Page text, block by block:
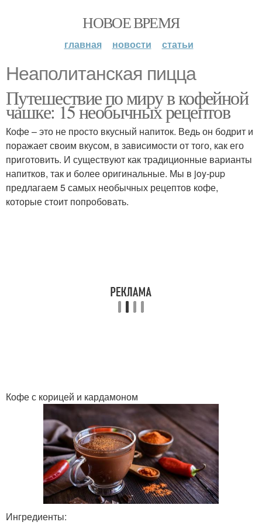
НОВОЕ ВРЕМЯ
главная новости статьи
Неаполитанская пицца
Путешествие по миру в кофейной
чашке: 15 необычных рецептов
Кофе – это не просто вкусный напиток. Ведь он бодрит и
поражает своим вкусом, в зависимости от того, как его
приготовить. И существуют как традиционные варианты
напитков, так и более оригинальные. Мы в joy-pup
предлагаем 5 самых необычных рецептов кофе,
которые стоит попробовать.
Кофе с корицей и кардамоном
Ингредиенты: